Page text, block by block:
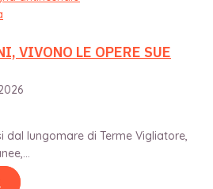
VIVONO LE OPERE SUE
dal lungomare di Terme Vigliatore,